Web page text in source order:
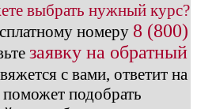
выбрать нужный курс?
номеру 8 (800)
заявку на обратный
с вами, ответит на
подобрать